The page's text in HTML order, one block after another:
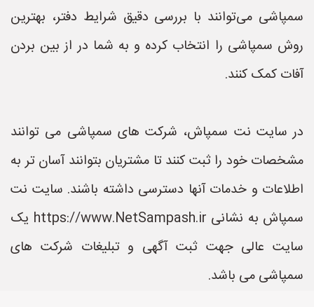
سمپاشی می‌توانند با بررسی دقیق شرایط دفتر، بهترین
روش سمپاشی را انتخاب کرده و به شما در از بین بردن
آفات کمک کنند.
در سایت نت سمپاش، شرکت های سمپاشی می توانند
مشخصات خود را ثبت کنند تا مشتریان بتوانند آسان تر به
اطلاعات و خدمات آنها دسترسی داشته باشند. سایت نت
سمپاش به نشانی https://www.NetSampash.ir یک
سایت عالی جهت ثبت آگهی و تبلیغات شرکت های
سمپاشی می باشد.